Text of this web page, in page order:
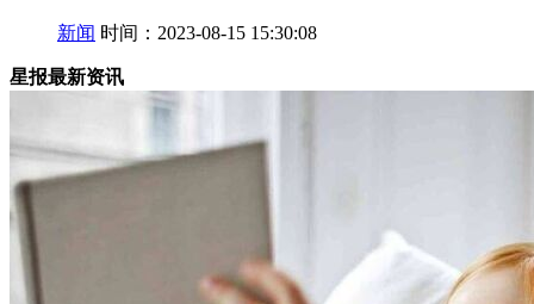
新闻 时间：2023-08-15 15:30:08
星报最新资讯